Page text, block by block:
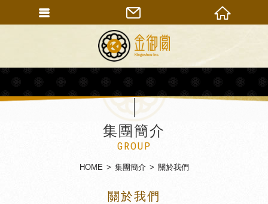
集團簡介
GROUP
HOME 集團簡介 關於我們
關於我們